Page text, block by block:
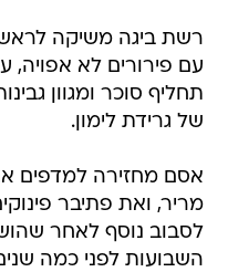
רשת ביגה משיקה
עם פירורים לא אפויה,
תחליף סוכר ומגוון
של גרידת לימון.
אסם מחזירה למדפים
מריר, ואת פתיבר
לסבוב נוסף לאחר
השבועות לפני כמה